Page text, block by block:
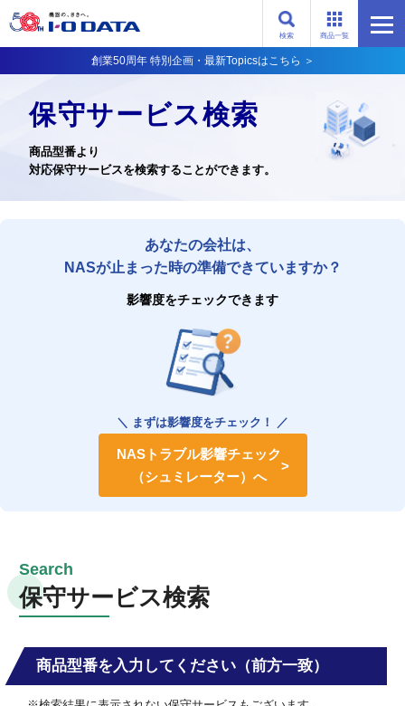
商品一覧
検索
創業50周年 特別企画・最新Topicsはこちら ＞
保守サービス検索
商品型番より
対応保守サービスを検索することができます。
あなたの会社は、
NASが止まった時の準備できていますか？
影響度をチェックできます
＼ まずは影響度をチェック！ ／
NASトラブル影響チェック
（シュミレーター）へ
保守サービス検索
商品型番を入力してください（前方一致）